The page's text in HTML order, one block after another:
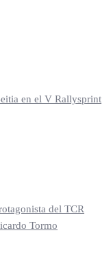
en el V Rallysprint
del TCR
Tormo